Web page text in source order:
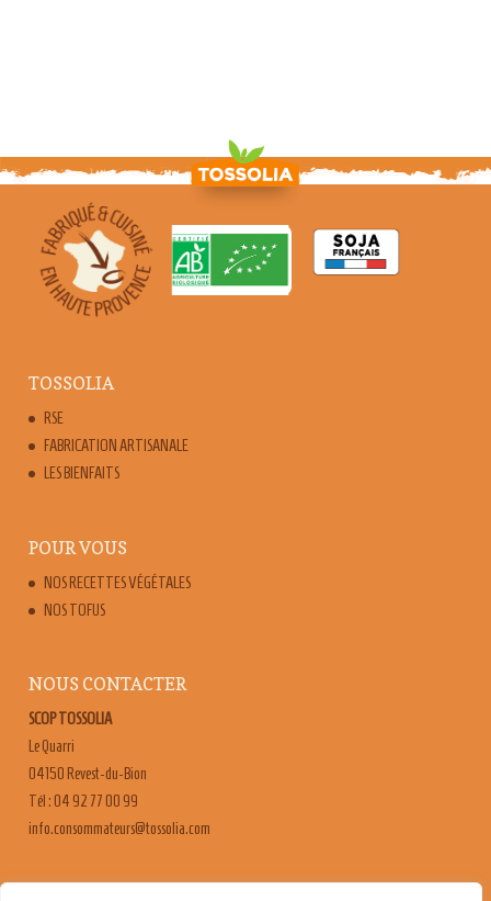
TOSSOLIA
RSE
FABRICATION ARTISANALE
LES BIENFAITS
POUR VOUS
NOS RECETTES VÉGÉTALES
NOS TOFUS
NOUS CONTACTER
SCOP TOSSOLIA
Le Quarri
04150 Revest-du-Bion
Tél : 04 92 77 00 99
moc.ailossot@sruetammosnoc.ofni